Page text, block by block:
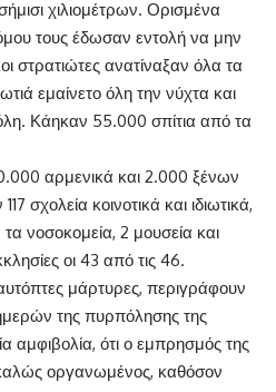
χιλιομέτρων. Ορισμένα
τους έδωσαν εντολή να μην
στρατιώτες ανατίναξαν όλα τα
εμαίνετο όλη την νύχτα και
Κάηκαν 55.000 σπίτια από τα
αρμενικά και 2.000 ξένων
σχολεία κοινοτικά και ιδιωτικά,
νοσοκομεία, 2 μουσεία και
οι 43 από τις 46.
μάρτυρες, περιγράφουν
της πυρπόλησης της
αμφιβολία, ότι ο εμπρησμός της
οργανωμένος, καθόσον